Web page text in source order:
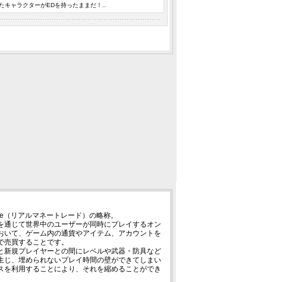
ャラクターがEDを持ったままだ！..
リアルマネートレード）の略称。
通じて世界中のユーザーが同時にプレイするオン
いて、ゲーム内の通貨やアイテム、アカウントを
買することです。
新規プレイヤーとの間にレベルや武器・防具など
じ、埋められないプレイ時間の壁ができてしまい
を利用することにより、それを縮めることができ